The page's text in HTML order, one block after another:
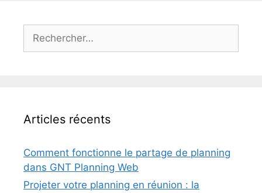
Rechercher :
Articles récents
Comment fonctionne le partage de planning
dans GNT Planning Web
Projeter votre planning en réunion : la